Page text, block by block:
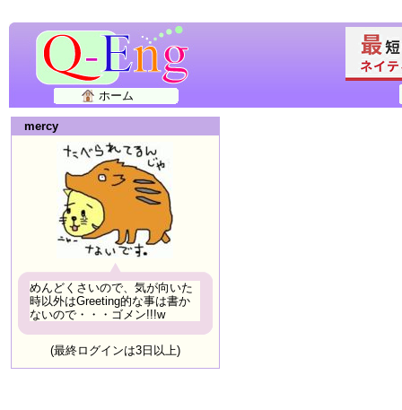
ホーム
mercy
めんどくさいので、気が向いた
時以外はGreeting的な事は書か
ないので・・・ゴメン!!!w
(最終ログインは3日以上)